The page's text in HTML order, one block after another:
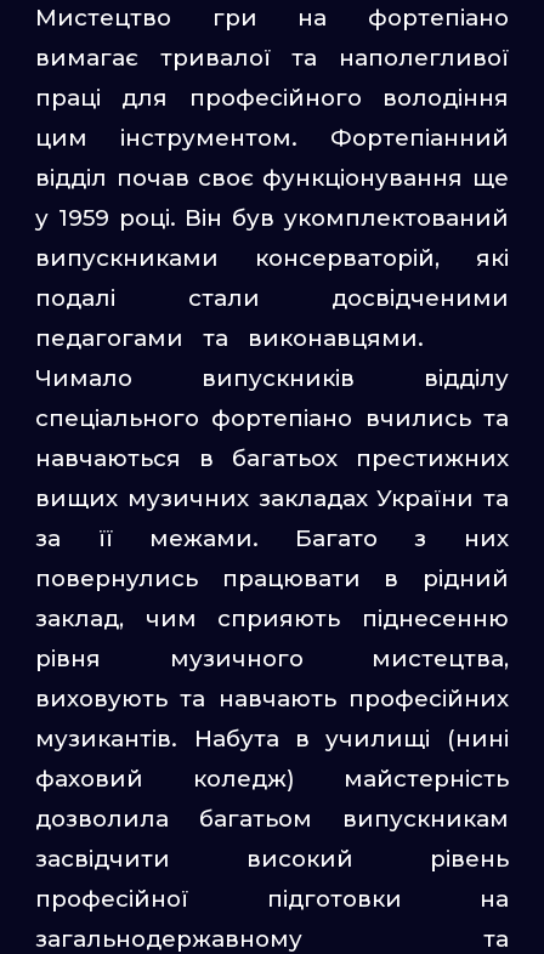
Мистецтво гри на фортепіано
вимагає тривалої та наполегливої
праці для професійного володіння
цим інструментом. Фортепіанний
відділ почав своє функціонування ще
у 1959 році. Він був укомплектований
випускниками консерваторій, які
подалі стали досвідченими
педагогами та виконавцями.
Чимало випускників відділу
спеціального фортепіано вчились та
навчаються в багатьох престижних
вищих музичних закладах України та
за її межами. Багато з них
повернулись працювати в рідний
заклад, чим сприяють піднесенню
рівня музичного мистецтва,
виховують та навчають професійних
музикантів. Набута в училищі (нині
фаховий коледж) майстерність
дозволила багатьом випускникам
засвідчити високий рівень
професійної підготовки на
загальнодержавному та